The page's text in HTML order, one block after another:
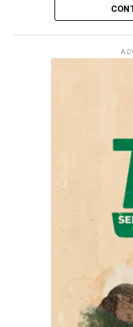
Los interesados
puntos presenciales a
oficinas, Café
Tessen y en
El director general de
Óscar Cortés, destacó
actualmente en Saltillo.
“Nosotros tenemos
en todo el país y me
segura, dichosos de
eventos. Es la carrera
Fue en semifinales,
bronce con Christian
Será el próximo jueves
regrese a la actividad
equipos en la